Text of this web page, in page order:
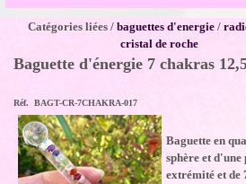
Catégories liées / baguettes d'energie /
cristal de roche
Baguette d'énergie 7 chakras
Réf. BAGT-CR-7CHAKRA-017
Baguette en
sphère et
extrémité et de